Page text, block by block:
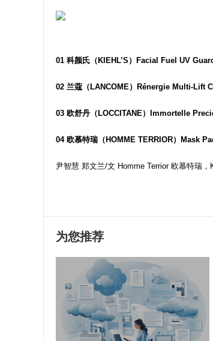
01 科颜氏（KIEHL’S）Facial Fuel UV
02 兰蔻（LANCOME）Rénergie Multi-Lift
03 欧舒丹（LOCCITANE）Immortelle
04 欧慕特瑞（HOMME TERRIOR）Mask
尹智慧 郑文兰/文 Homme Terrior 欧慕特瑞
为您推荐